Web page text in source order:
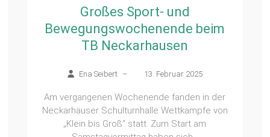
Großes Sport- und
Bewegungswochenende beim
TB Neckarhausen
Ena Seibert – 13. Februar 2025
Am vergangenen Wochenende fanden in der
Neckarhäuser Schulturnhalle Wettkämpfe von
„Klein bis Groß“ statt. Zum Start am